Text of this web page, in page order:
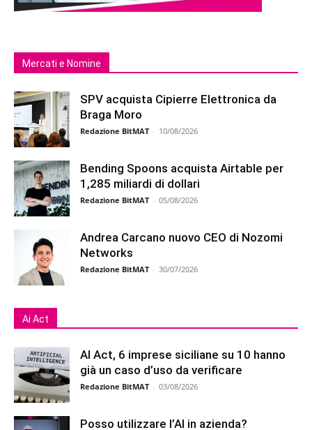
Mercati e Nomine
SPV acquista Cipierre Elettronica da
Braga Moro
Redazione BitMAT - 10/08/2026
Bending Spoons acquista Airtable per
1,285 miliardi di dollari
Redazione BitMAT - 05/08/2026
Andrea Carcano nuovo CEO di Nozomi
Networks
Redazione BitMAT - 30/07/2026
Ai Act
AI Act, 6 imprese siciliane su 10 hanno
già un caso d’uso da verificare
Redazione BitMAT - 03/08/2026
Posso utilizzare l’AI in azienda?